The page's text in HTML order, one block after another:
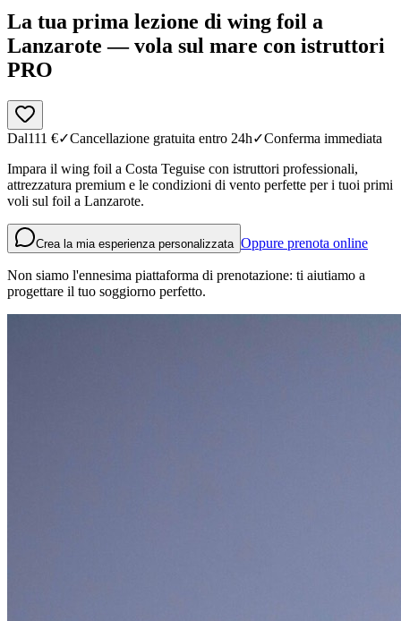
La tua prima lezione di wing foil a
Lanzarote — vola sul mare con istruttori
PRO
Dal111 €✓Cancellazione gratuita entro 24h✓Conferma immediata
Impara il wing foil a Costa Teguise con istruttori professionali,
attrezzatura premium e le condizioni di vento perfette per i tuoi primi
voli sul foil a Lanzarote.
Crea la mia esperienza personalizzata Oppure prenota online
Non siamo l'ennesima piattaforma di prenotazione: ti aiutiamo a
progettare il tuo soggiorno perfetto.